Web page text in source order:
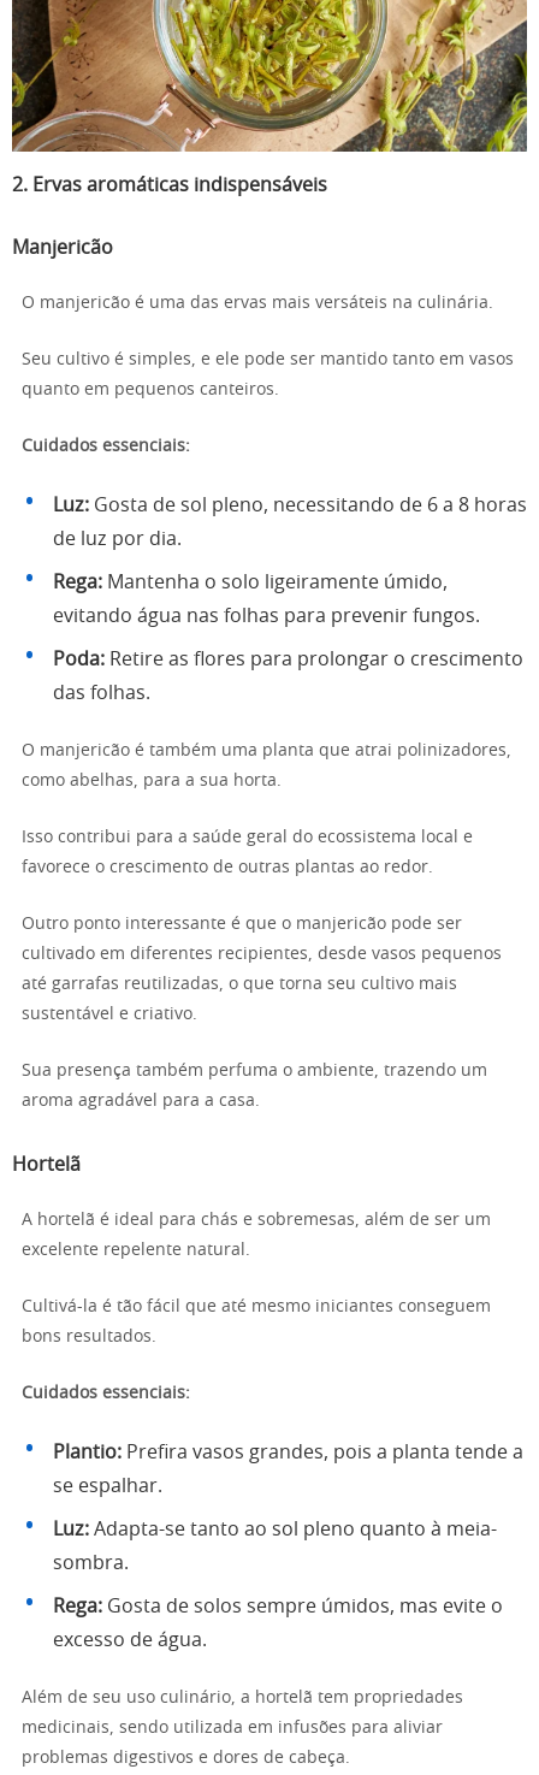
2. Ervas aromáticas indispensáveis
Manjericão
O manjericão é uma das ervas mais versáteis na culinária.
Seu cultivo é simples, e ele pode ser mantido tanto em vasos
quanto em pequenos canteiros.
Cuidados essenciais:
Luz: Gosta de sol pleno, necessitando de 6 a 8 horas
de luz por dia.
Rega: Mantenha o solo ligeiramente úmido,
evitando água nas folhas para prevenir fungos.
Poda: Retire as flores para prolongar o crescimento
das folhas.
O manjericão é também uma planta que atrai polinizadores,
como abelhas, para a sua horta.
Isso contribui para a saúde geral do ecossistema local e
favorece o crescimento de outras plantas ao redor.
Outro ponto interessante é que o manjericão pode ser
cultivado em diferentes recipientes, desde vasos pequenos
até garrafas reutilizadas, o que torna seu cultivo mais
sustentável e criativo.
Sua presença também perfuma o ambiente, trazendo um
aroma agradável para a casa.
Hortelã
A hortelã é ideal para chás e sobremesas, além de ser um
excelente repelente natural.
Cultivá-la é tão fácil que até mesmo iniciantes conseguem
bons resultados.
Cuidados essenciais:
Plantio: Prefira vasos grandes, pois a planta tende a
se espalhar.
Luz: Adapta-se tanto ao sol pleno quanto à meia-
sombra.
Rega: Gosta de solos sempre úmidos, mas evite o
excesso de água.
Além de seu uso culinário, a hortelã tem propriedades
medicinais, sendo utilizada em infusões para aliviar
problemas digestivos e dores de cabeça.